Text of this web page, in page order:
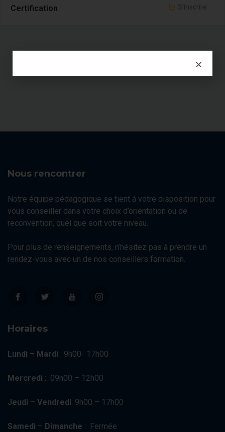
Certification S’inscrire
Nous rencontrer
Notre équipe pédagogique se tient à votre disposition pour
vous conseiller dans votre choix d’orientation ou de
reconvention, quel que soit votre niveau.
Pour plus de renseignements, n’hésitez pas à prendre un
rendez-vous avec un de nos conseillers formation.
Horaires
Lundi – Mardi : 9h00- 17h00
Mercredi : 09h00 – 12h00
Jeudi – Vendredi: 9h00 – 17h00
Samedi – Dimanche : Fermée